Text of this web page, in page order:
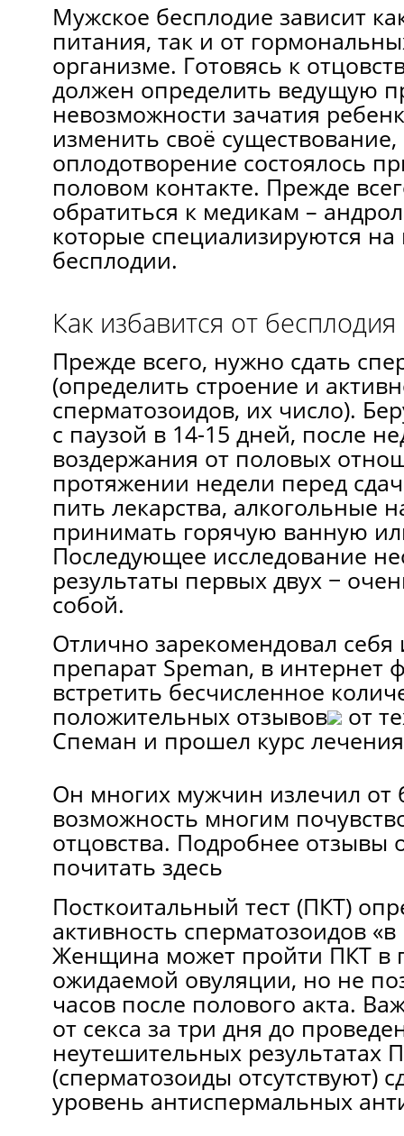
Мужское бесплодие зависит
питания, так и от
организме. Готовясь к
должен определить ведущую
невозможности зачатия
изменить своё
оплодотворение состоялось
половом контакте. Прежде
обратиться к медикам –
которые специализируются
бесплодии.
Как избавится от бесплодия
Прежде всего, нужно сдать
(определить строение и
сперматозоидов, их число).
с паузой в 14-15 дней, после
воздержания от половых
протяжении недели перед
пить лекарства, алкогольные
принимать горячую ванную
Последующее исследование
результаты первых двух −
собой.
Отлично зарекомендовал
препарат Speman, в интернет
встретить бесчисленное
положительных отзывов от
Спеман и прошел курс
Он многих мужчин излечил от
возможность многим
отцовства. Подробнее
почитать здесь
Посткоитальный тест (ПКТ)
активность сперматозоидов «в
Женщина может пройти ПКТ в
ожидаемой овуляции, но не
часов после полового акта.
от секса за три дня до
неутешительных результатах
(сперматозоиды отсутствуют)
уровень антиспермальных